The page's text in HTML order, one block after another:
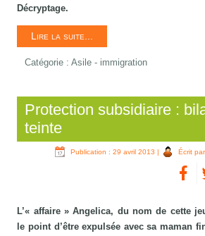
Décryptage.
Lire la suite...
Catégorie :Asile - immigration
Protection subsidiaire :
teinte
Publication : 29 avril 2013 | Écrit
L’« affaire » Angelica, du nom de cette
le point d’être expulsée avec sa maman